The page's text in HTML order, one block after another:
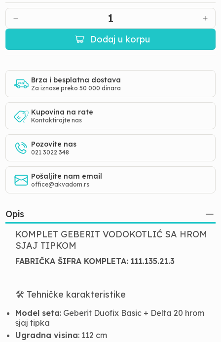
1
Dodaj u korpu
Brza i besplatna dostava
Za iznose preko 50 000 dinara
Kupovina na rate
Kontaktirajte nas
Pozovite nas
021 3022 348
Pošaljite nam email
office@akvadom.rs
Opis
KOMPLET GEBERIT VODOKOTLIĆ SA HROM
SJAJ TIPKOM
FABRIČKA ŠIFRA KOMPLETA: 111.135.21.3
🛠️ Tehničke karakteristike
Model seta: Geberit Duofix Basic + Delta 20 hrom
sjaj tipka
Ugradna visina: 112 cm